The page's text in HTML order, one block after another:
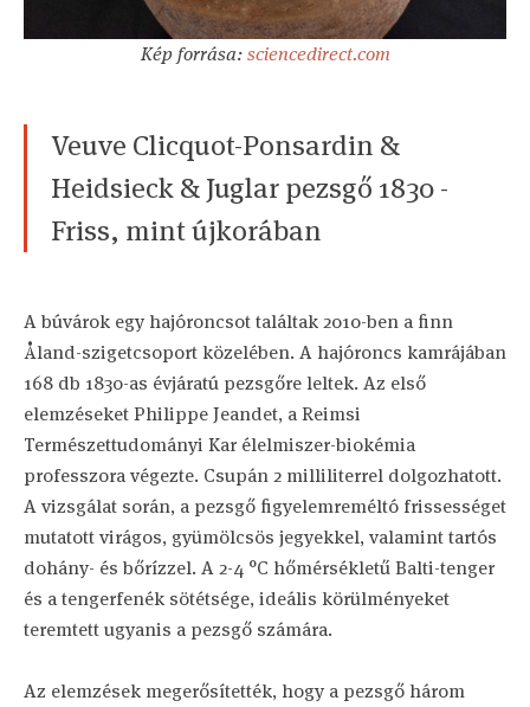
Kép forrása:sciencedirect.com
Veuve Clicquot-Ponsardin &
Heidsieck & Juglar pezsgő 1830 -
Friss, mint újkorában
A búvárok egy hajóroncsot találtak 2010-ben a finn
Åland-szigetcsoport közelében. A hajóroncs kamrájában
168 db 1830-as évjáratú pezsgőre leltek. Az első
elemzéseket Philippe Jeandet, a Reimsi
Természettudományi Kar élelmiszer-biokémia
professzora végezte. Csupán 2 milliliterrel dolgozhatott.
A vizsgálat során, a pezsgő figyelemreméltó frissességet
mutatott virágos, gyümölcsös jegyekkel, valamint tartós
dohány- és bőrízzel. A 2-4 °C hőmérsékletű Balti-tenger
és a tengerfenék sötétsége, ideális körülményeket
teremtett ugyanis a pezsgő számára.
Az elemzések megerősítették, hogy a pezsgő három